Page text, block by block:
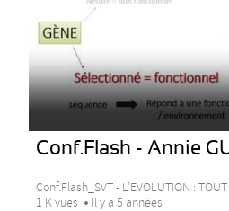
Conf.Flash - Annie
Conf.Flash_SVT - L’EVOLUTION : TOUT
1 K vues
Il y a 5 années